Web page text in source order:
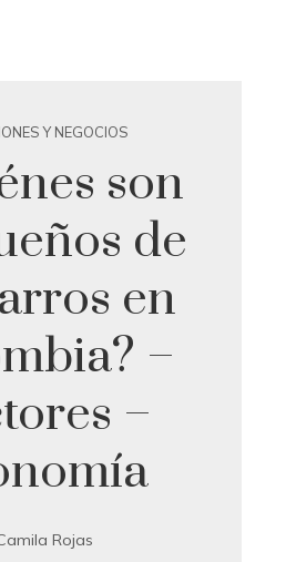
Y NEGOCIOS
son
de
en
–
–
Rojas